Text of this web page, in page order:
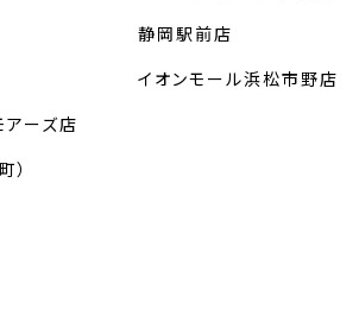
ーズ店
）
静岡駅前店
イオンモール浜松市野店